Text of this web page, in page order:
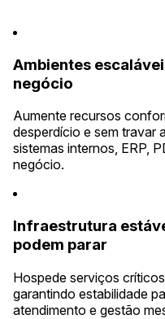
Ambientes
negócio
Aumente recursos
desperdício e sem travar
sistemas internos, ERP,
negócio.
Infraestrutura
podem parar
Hospede serviços
garantindo estabilidade
atendimento e gestão